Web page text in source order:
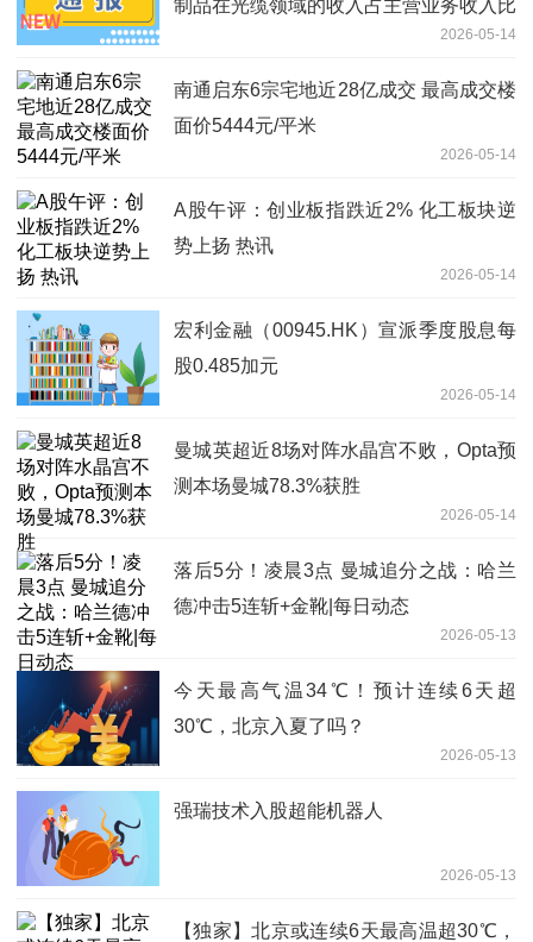
制品在光缆领域的收入占主营业务收入比
2026-05-14
南通启东6宗宅地近28亿成交 最高成交楼
面价5444元/平米
2026-05-14
A股午评：创业板指跌近2% 化工板块逆
势上扬 热讯
2026-05-14
宏利金融（00945.HK）宣派季度股息每
股0.485加元
2026-05-14
曼城英超近8场对阵水晶宫不败，Opta预
测本场曼城78.3%获胜
2026-05-14
落后5分！凌晨3点 曼城追分之战：哈兰
德冲击5连斩+金靴|每日动态
2026-05-13
今天最高气温34℃！预计连续6天超
30℃，北京入夏了吗？
2026-05-13
强瑞技术入股超能机器人
2026-05-13
【独家】北京或连续6天最高温超30℃，